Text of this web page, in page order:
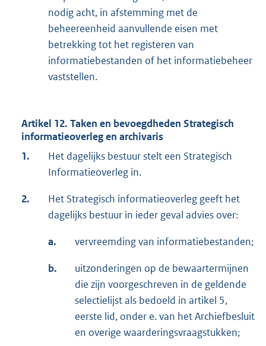
nodig acht, in afstemming met de
beheereenheid aanvullende eisen met
betrekking tot het registeren van
informatiebestanden of het informatiebeheer
vaststellen.
Artikel 12. Taken en bevoegdheden Strategisch
informatieoverleg en archivaris
1.
Het dagelijks bestuur stelt een Strategisch
Informatieoverleg in.
2.
Het Strategisch informatieoverleg geeft het
dagelijks bestuur in ieder geval advies over:
a. vervreemding van informatiebestanden;
b.
uitzonderingen op de bewaartermijnen
die zijn voorgeschreven in de geldende
selectielijst als bedoeld in artikel 5,
eerste lid, onder e. van het Archiefbesluit
en overige waarderingsvraagstukken;